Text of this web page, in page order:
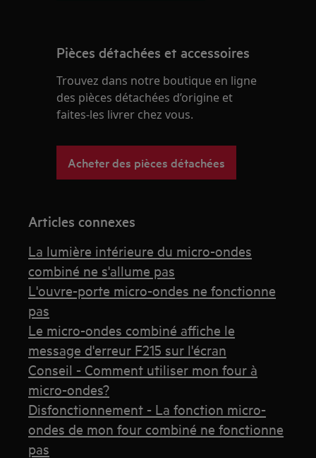
Pièces détachées et accessoires
Trouvez dans notre boutique en ligne
des pièces détachées d’origine et
faites-les livrer chez vous.
Acheter des pièces détachées
Articles connexes
La lumière intérieure du micro-ondes
combiné ne s'allume pas
L'ouvre-porte micro-ondes ne fonctionne
pas
Le micro-ondes combiné affiche le
message d'erreur F215 sur l'écran
Conseil - Comment utiliser mon four à
micro-ondes?
Disfonctionnement - La fonction micro-
ondes de mon four combiné ne fonctionne
pas